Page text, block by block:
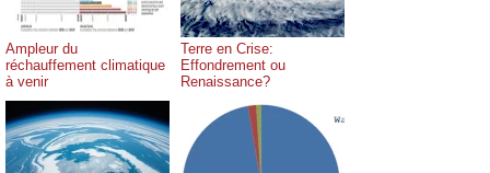
Ampleur du
réchauffement climatique
à venir
Terre en Crise:
Effondrement ou
Renaissance?